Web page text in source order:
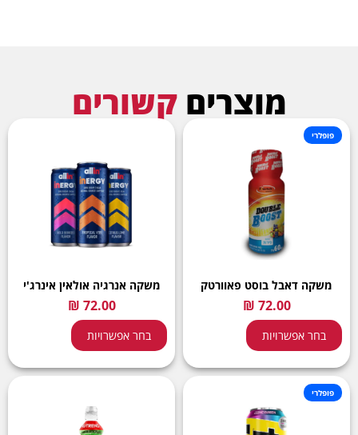
מוצרים קשורים
פופלרי
משקה דאבל בוסט פאוורטק
‏72.00 ₪
בחר אפשרויות
משקה אנרגיה אולאין אינרג'י
‏72.00 ₪
בחר אפשרויות
פופלרי